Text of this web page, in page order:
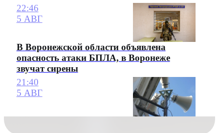
22:46
5 АВГ
В Воронежской области объявлена
опасность атаки БПЛА, в Воронеже
звучат сирены
21:40
5 АВГ